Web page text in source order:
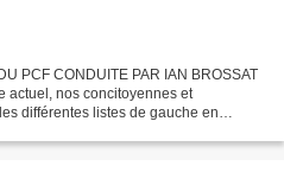
PCF CONDUITE PAR IAN BROSSAT
actuel, nos concitoyennes et
différentes listes de gauche en